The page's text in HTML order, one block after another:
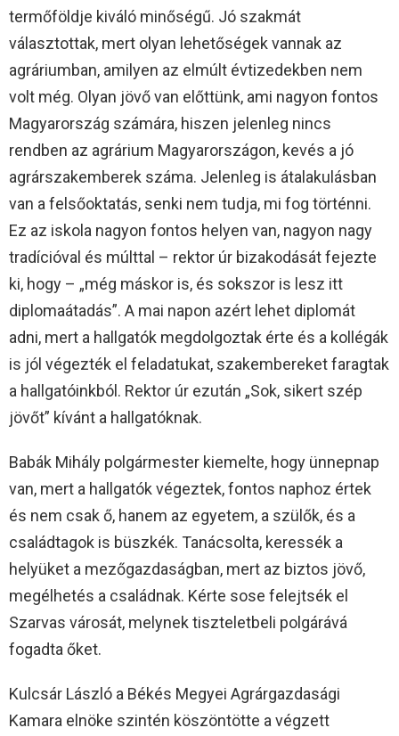
termőföldje kiváló minőségű. Jó szakmát
választottak, mert olyan lehetőségek vannak az
agráriumban, amilyen az elmúlt évtizedekben nem
volt még. Olyan jövő van előttünk, ami nagyon fontos
Magyarország számára, hiszen jelenleg nincs
rendben az agrárium Magyarországon, kevés a jó
agrárszakemberek száma. Jelenleg is átalakulásban
van a felsőoktatás, senki nem tudja, mi fog történni.
Ez az iskola nagyon fontos helyen van, nagyon nagy
tradícióval és múlttal – rektor úr bizakodását fejezte
ki, hogy – „még máskor is, és sokszor is lesz itt
diplomaátadás”. A mai napon azért lehet diplomát
adni, mert a hallgatók megdolgoztak érte és a kollégák
is jól végezték el feladatukat, szakembereket faragtak
a hallgatóinkból. Rektor úr ezután „Sok, sikert szép
jövőt” kívánt a hallgatóknak.
Babák Mihály polgármester kiemelte, hogy ünnepnap
van, mert a hallgatók végeztek, fontos naphoz értek
és nem csak ő, hanem az egyetem, a szülők, és a
családtagok is büszkék. Tanácsolta, keressék a
helyüket a mezőgazdaságban, mert az biztos jövő,
megélhetés a családnak. Kérte sose felejtsék el
Szarvas városát, melynek tiszteletbeli polgárává
fogadta őket.
Kulcsár László a Békés Megyei Agrárgazdasági
Kamara elnöke szintén köszöntötte a végzett